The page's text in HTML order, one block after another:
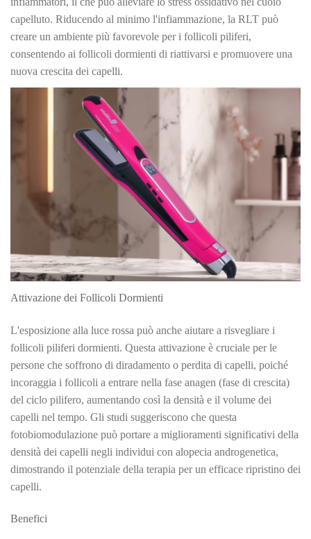
capelluto. Riducendo al minimo l'infiammazione, la RLT può
creare un ambiente più favorevole per i follicoli piliferi,
consentendo ai follicoli dormienti di riattivarsi e promuovere una
nuova crescita dei capelli.
Attivazione dei Follicoli Dormienti
L'esposizione alla luce rossa può anche aiutare a risvegliare i
follicoli piliferi dormienti. Questa attivazione è cruciale per le
persone che soffrono di diradamento o perdita di capelli, poiché
incoraggia i follicoli a entrare nella fase anagen (fase di crescita)
del ciclo pilifero, aumentando così la densità e il volume dei
capelli nel tempo. Gli studi suggeriscono che questa
fotobiomodulazione può portare a miglioramenti significativi della
densità dei capelli negli individui con alopecia androgenetica,
dimostrando il potenziale della terapia per un efficace ripristino dei
capelli.
Benefici